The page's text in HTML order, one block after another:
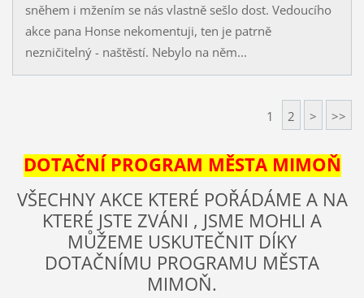
sněhem i mžením se nás vlastně sešlo dost. Vedoucího
akce pana Honse nekomentuji, ten je patrně
nezničitelný - naštěstí. Nebylo na něm...
1 2 > >>
DOTAČNÍ PROGRAM MĚSTA MIMOŇ
VŠECHNY AKCE KTERÉ POŘÁDÁME A NA
KTERÉ JSTE ZVÁNI , JSME MOHLI A
MŮŽEME USKUTEČNIT DÍKY
DOTAČNÍMU PROGRAMU MĚSTA
MIMOŇ.